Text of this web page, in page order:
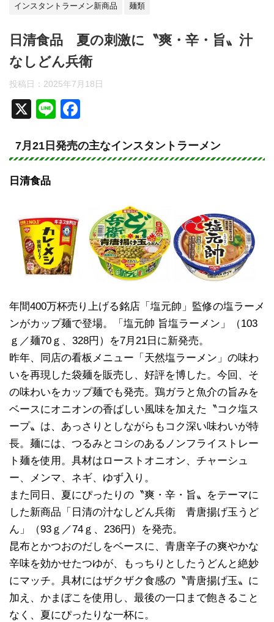
インスタントラーメン新商品 麺類
日清食品 夏の刺激に〝爽・辛・旨〟汁
なしどん兵衛
投稿日： 2025年7月18日
X
Li
e
c
e
o
k
7月21日発売の主なインスタントラーメン
日清食品
年間400万杯売り上げる銘店「塩元帥」監修の塩ラーメ
ンがカップ麺で登場。「塩元帥 旨塩ラーメン」（103
ｇ／麺70ｇ、328円）を7月21日に新発売。
昨年、同店の看板メニュー「天然塩ラーメン」の味わ
いを再現した袋麺を販売し、好評を博した。今回、そ
の味わいをカップ麺でも発売。鶏ガラと魚介の旨みを
ベースにオニオンの香ばしい風味を加えた〝コク塩ス
ープ〟は、あっさりとしながらもコク深い味わいが特
長。麺には、つるみとコシのあるノンフライストレー
ト麺を使用。具材はローストオニオン、チャーシュ
ー、メンマ、ネギ、ゆず入り。
また同日、夏にぴったりの〝爽・辛・旨〟をテーマに
した新商品「日清の汁なしどん兵衛 青唐揚げ玉うど
ん」（93ｇ／74ｇ、236円）を発売。
昆布とかつおのだしをベースに、青唐辛子の爽やかな
辛味を効かせたつゆが、もっちりとしたうどんと絶妙
にマッチ。具材にはザクザク食感の〝青唐揚げ玉〟に
加え、かまぼこを使用し、最後の一口まで飽きること
なく、夏にぴったりな一杯に。